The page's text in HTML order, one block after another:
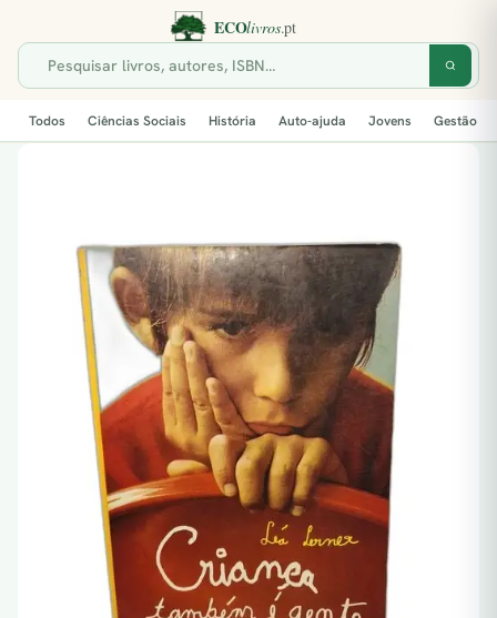
Todos Ciências Sociais História Auto-ajuda Jovens Gestão